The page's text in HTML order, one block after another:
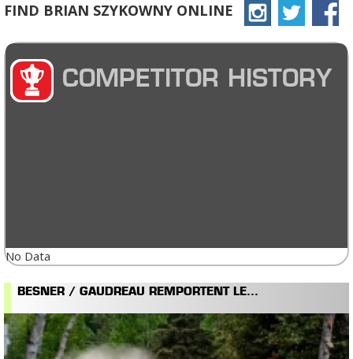
FIND BRIAN SZYKOWNY ONLINE
COMPETITOR HISTORY
No Data
BESNER / GAUDREAU REMPORTENT LE...